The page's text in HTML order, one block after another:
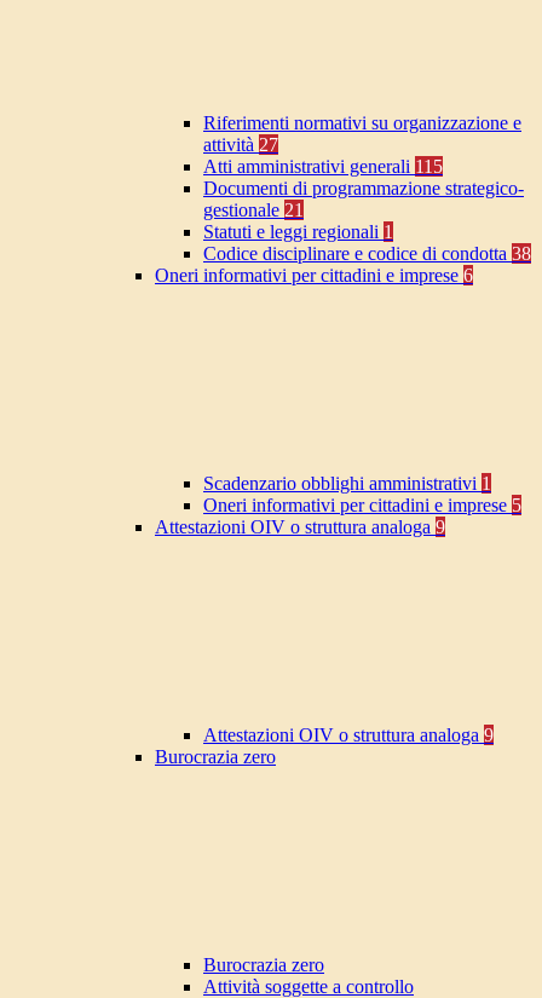
Riferimenti normativi su organizzazione e
attività 27
Atti amministrativi generali 115
Documenti di programmazione strategico-
gestionale 21
Statuti e leggi regionali 1
Codice disciplinare e codice di condotta 38
Oneri informativi per cittadini e imprese 6
Scadenzario obblighi amministrativi 1
Oneri informativi per cittadini e imprese 5
Attestazioni OIV o struttura analoga 9
Attestazioni OIV o struttura analoga 9
Burocrazia zero
Burocrazia zero
Attività soggette a controllo